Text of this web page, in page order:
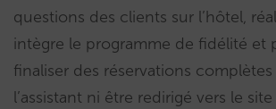
questions des clients sur l’hôtel,
intègre le programme de fidélité et
finaliser des réservations
l’assistant ni être redirigé vers le